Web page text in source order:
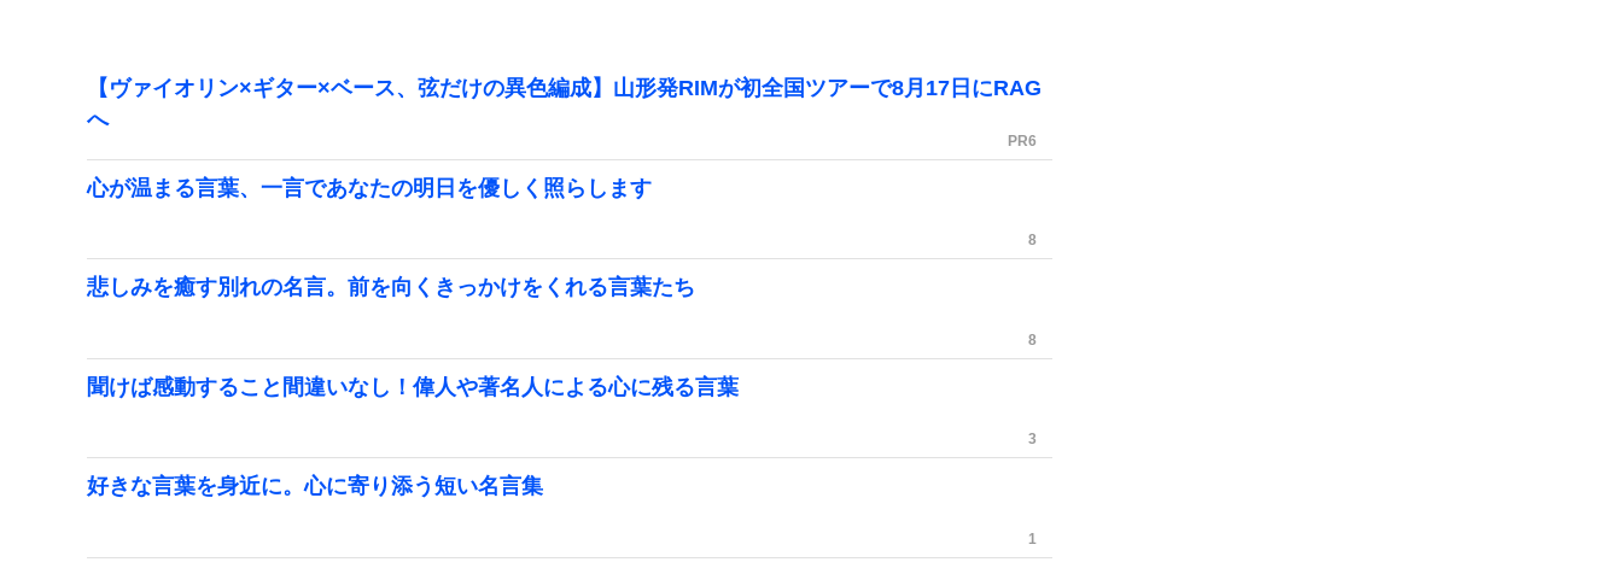
【ヴァイオリン×ギター×ベース、弦だけの異色編成】山形発RIMが初全国ツアーで8月17日にRAG
へ
PR6
心が温まる言葉、一言であなたの明日を優しく照らします
8
悲しみを癒す別れの名言。前を向くきっかけをくれる言葉たち
8
聞けば感動すること間違いなし！偉人や著名人による心に残る言葉
3
好きな言葉を身近に。心に寄り添う短い名言集
1